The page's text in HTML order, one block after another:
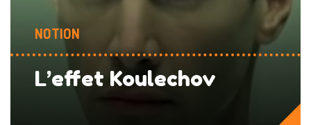
NOTION
L’effet Koulechov